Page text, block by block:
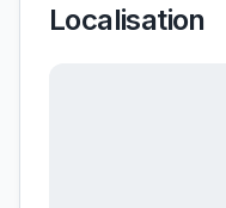
Localisation